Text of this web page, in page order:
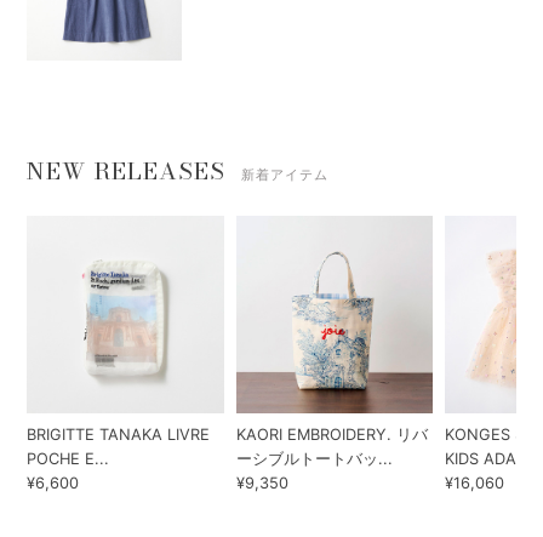
NEW RELEASES 新着アイテム
BRIGITTE TANAKA LIVRE
POCHE E...
¥6,600
KAORI EMBROIDERY. リバ
ーシブルトートバッ...
¥9,350
KONGES
KIDS ADA...
¥16,060